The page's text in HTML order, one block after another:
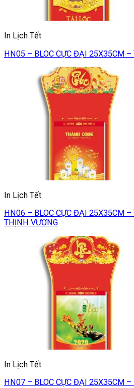
In Lịch Tết
HN05 – BLOC CỰC ĐẠI 25X35CM –
In Lịch Tết
HN06 – BLOC CỰC ĐẠI 25X35CM –
THỊNH VƯỢNG
In Lịch Tết
HN07 – BLOC CỰC ĐẠI 25X35CM